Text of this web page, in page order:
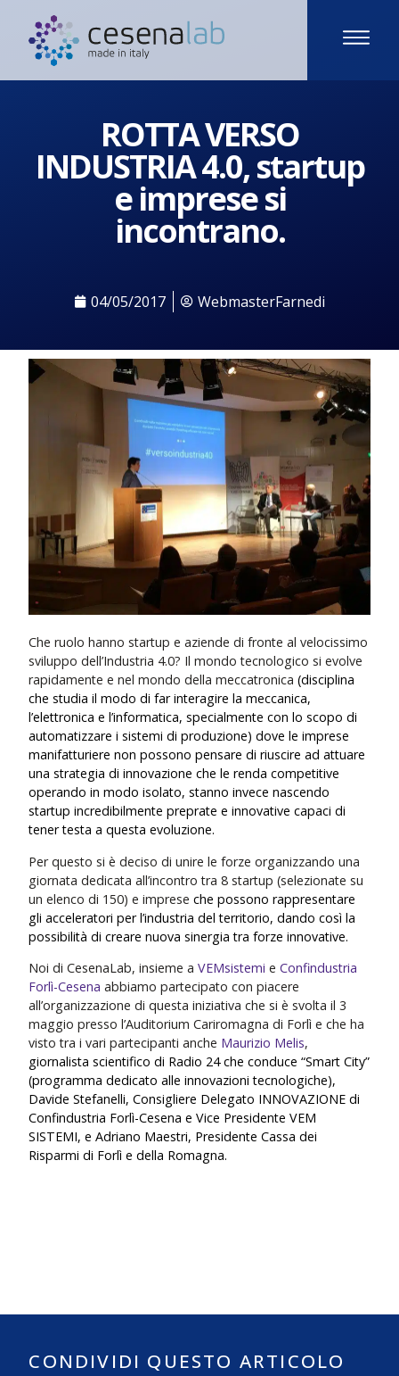
ROTTA VERSO
INDUSTRIA 4.0, startup
e imprese si
incontrano.
04/05/2017 WebmasterFarnedi
Che ruolo hanno startup e aziende di fronte al velocissimo
sviluppo dell’Industria 4.0? Il mondo tecnologico si evolve
rapidamente e nel mondo della meccatronica(disciplina
che studia il modo di far interagire la meccanica,
l’elettronica e l’informatica, specialmente con lo scopo di
automatizzare i sistemi di produzione) dove le imprese
manifatturiere non possono pensare di riuscire ad attuare
una strategia di innovazione che le renda competitive
operando in modo isolato, stanno invece nascendo
startup incredibilmente preprate e innovative capaci di
tener testa a questa evoluzione.
Per questo si è deciso di unire le forze organizzando una
giornata dedicata all’incontro tra 8 startup (selezionate su
un elenco di 150) e impreseche possono rappresentare
gli acceleratori per l’industria del territorio, dando così la
possibilità di creare nuova sinergia tra forze innovative.
Noi di CesenaLab, insieme aVEMsistemi eConfindustria
Forlì-Cesena abbiamo partecipato con piacere
all’organizzazione di questa iniziativa che si è svolta il 3
maggio presso l’Auditorium Cariromagna di Forlì e che ha
visto tra i vari partecipanti anche Maurizio Melis,
giornalista scientifico di Radio 24 che conduce “Smart City”
(programma dedicato alle innovazioni tecnologiche),
Davide Stefanelli, Consigliere Delegato INNOVAZIONE di
Confindustria Forlì-Cesena e Vice Presidente VEM
SISTEMI, e Adriano Maestri, Presidente Cassa dei
Risparmi di Forlì e della Romagna.
CONDIVIDI QUESTO ARTICOLO